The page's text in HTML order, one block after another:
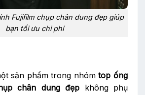
Fujifilm chụp chân dung đẹp giúp
bạn tối ưu chi phí
sản phẩm trong nhómtop ống
chân dung đẹp không phụ